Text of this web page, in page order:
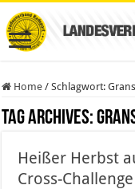
Home / Schlagwort:
Tag Archives:
Heißer Herbst
Cross-